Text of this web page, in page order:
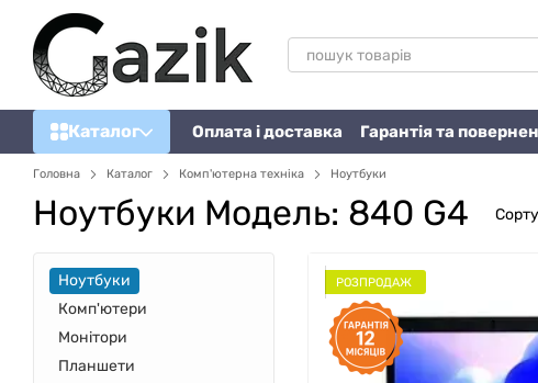
Перейти до основного контенту
Каталог Оплата і доставка Гарантія та
Головна Каталог Комп'ютерна техніка Ноутбуки
Ноутбуки Модель: 840 G4
РОЗПРОДАЖ
Ноутбуки
Комп'ютери
Монітори
Планшети